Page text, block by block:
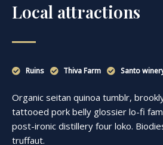
Local attractions
Ruins Thiva Farm Santo
Organic seitan quinoa tumblr,
tattooed pork belly glossier lo-fi fam
post-ironic distillery four loko.
truffaut.